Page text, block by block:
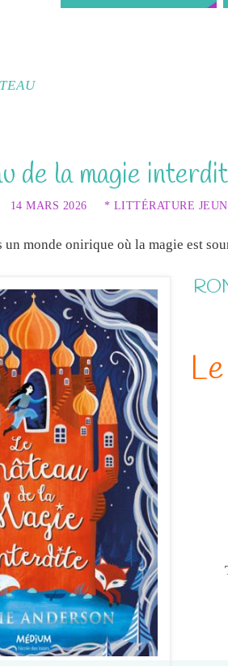
de la magie
14 MARS 2026 * LITTÉRATURE
un monde onirique où la magie est